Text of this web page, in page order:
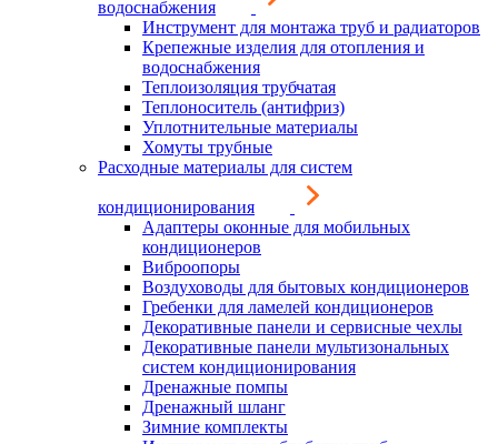
водоснабжения
Инструмент для монтажа труб и радиаторов
Крепежные изделия для отопления и
водоснабжения
Теплоизоляция трубчатая
Теплоноситель (антифриз)
Уплотнительные материалы
Хомуты трубные
Расходные материалы для систем
кондиционирования
Адаптеры оконные для мобильных
кондиционеров
Виброопоры
Воздуховоды для бытовых кондиционеров
Гребенки для ламелей кондиционеров
Декоративные панели и сервисные чехлы
Декоративные панели мультизональных
систем кондиционирования
Дренажные помпы
Дренажный шланг
Зимние комплекты